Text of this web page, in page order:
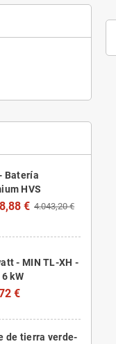
Batería
HVS
€ 4.043,20 €
- MIN TL-XH -
kW
€
de tierra verde-